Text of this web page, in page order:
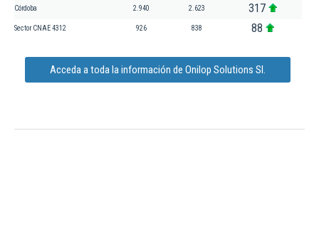
Córdoba 2.940 2.623 317
Sector CNAE 4312 926 838 88
Acceda a toda la información de Onilop Solutions Sl.